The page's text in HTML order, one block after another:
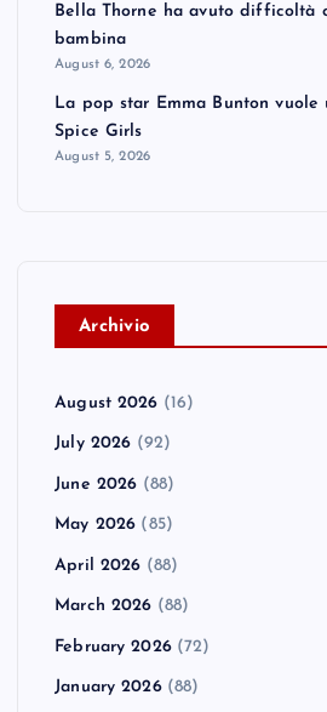
Bella Thorne ha avuto difficoltà
bambina
August 6, 2026
La pop star Emma Bunton
Spice Girls
August 5, 2026
Archivio
August 2026 (16)
July 2026 (92)
June 2026 (88)
May 2026 (85)
April 2026 (88)
March 2026 (88)
February 2026(72)
January 2026(88)